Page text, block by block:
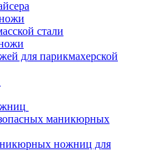
стали
для парикмахерской
маникюрных
ножниц для